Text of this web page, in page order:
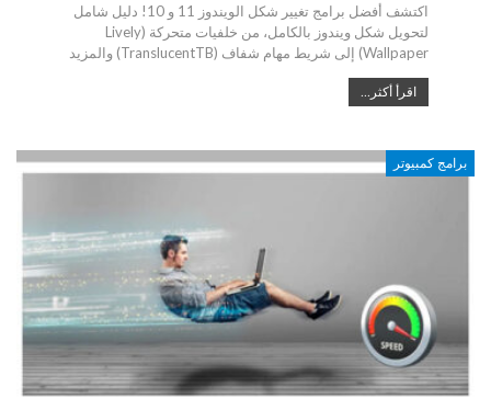
اكتشف أفضل برامج تغيير شكل الويندوز 11 و 10! دليل شامل
لتحويل شكل ويندوز بالكامل، من خلفيات متحركة (Lively
Wallpaper) إلى شريط مهام شفاف (TranslucentTB) والمزيد
اقرأ أكثر...
برامج كمبيوتر